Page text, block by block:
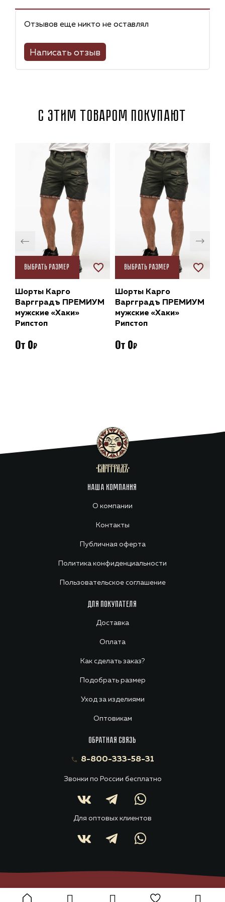
Отзывов еще никто не оставлял
Написать отзыв
С этим товаром покупают
Выбрать размер
Шорты Карго
Варгградъ ПРЕМИУМ
мужские «Хаки»
Рипстоп
От 0
Выбрать размер
Шорты Карго
Варгградъ ПРЕМИУМ
мужские «Хаки»
Рипстоп
От 0
НАША КОМПАНИЯ
О компании
Контакты
Публичная оферта
Политика конфиденциальности
Пользовательское соглашение
ДЛЯ ПОКУПАТЕЛЯ
Доставка
Оплата
Как сделать заказ?
Подобрать размер
Уход за изделиями
Оптовикам
ОБРАТНАЯ СВЯЗЬ
8-800-333-58-31
Звонки по России бесплатно
Для оптовых клиентов